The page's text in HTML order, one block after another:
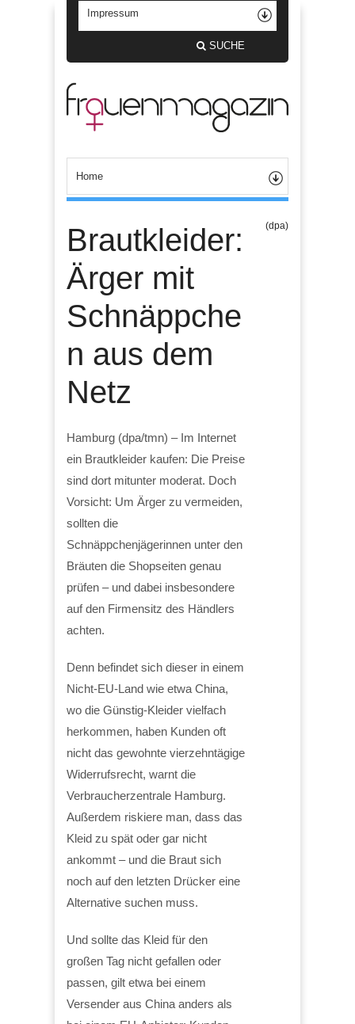
SUCHE
Brautkleider:
Ärger mit
Schnäppche
n aus dem
Netz
(dpa)
Hamburg (dpa/tmn) – Im Internet
ein Brautkleider kaufen: Die Preise
sind dort mitunter moderat. Doch
Vorsicht: Um Ärger zu vermeiden,
sollten die
Schnäppchenjägerinnen unter den
Bräuten die Shopseiten genau
prüfen – und dabei insbesondere
auf den Firmensitz des Händlers
achten.
Denn befindet sich dieser in einem
Nicht-EU-Land wie etwa China,
wo die Günstig-Kleider vielfach
herkommen, haben Kunden oft
nicht das gewohnte vierzehntägige
Widerrufsrecht, warnt die
Verbraucherzentrale Hamburg.
Außerdem riskiere man, dass das
Kleid zu spät oder gar nicht
ankommt – und die Braut sich
noch auf den letzten Drücker eine
Alternative suchen muss.
Und sollte das Kleid für den
großen Tag nicht gefallen oder
passen, gilt etwa bei einem
Versender aus China anders als